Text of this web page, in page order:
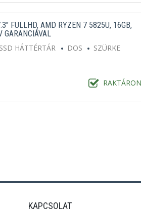
FULLHD, AMD RYZEN 7 5825U, 16GB,
GARANCIÁVAL
SSD HÁTTÉRTÁR DOS SZÜRKE
RAKTÁRON
KAPCSOLAT